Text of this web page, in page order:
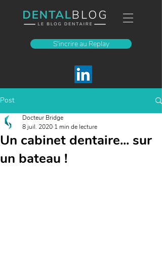
S'incrire au Replay
Post
Un cabinet dentaire... sur
un bateau !
Docteur Bridge
8 juil. 2020 1 min de lecture